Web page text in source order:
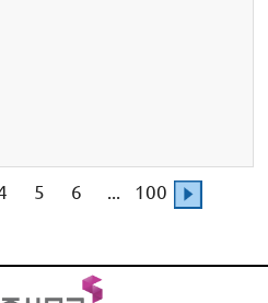
5 6 ... 100